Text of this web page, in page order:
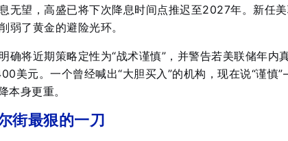
无望，高盛已将下次降息时间点推迟至2027年。新任
弱了黄金的避险光环。
确将近期策略定性为“战术谨慎”，并警告若美联储年内
美元。一个曾经喊出“大胆买入”的机构，现在说“谨
本身更重。
街最狠的一刀